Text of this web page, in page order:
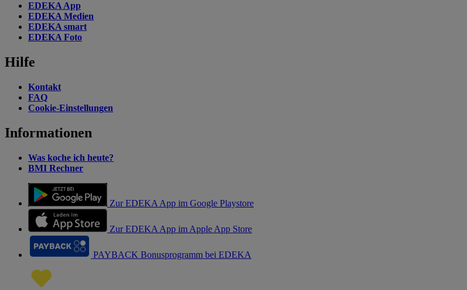
EDEKA App
EDEKA Medien
EDEKA smart
EDEKA Foto
Hilfe
Kontakt
FAQ
Cookie-Einstellungen
Informationen
Was koche ich heute?
BMI Rechner
Zur EDEKA App im Google Playstore
Zur EDEKA App im Apple App Store
PAYBACK Bonusprogramm bei EDEKA